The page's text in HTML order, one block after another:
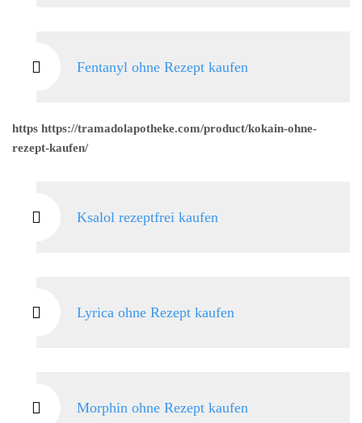
Fentanyl ohne Rezept kaufen
https https://tramadolapotheke.com/product/kokain-ohne-
rezept-kaufen/
Ksalol rezeptfrei kaufen
Lyrica ohne Rezept kaufen
Morphin ohne Rezept kaufen